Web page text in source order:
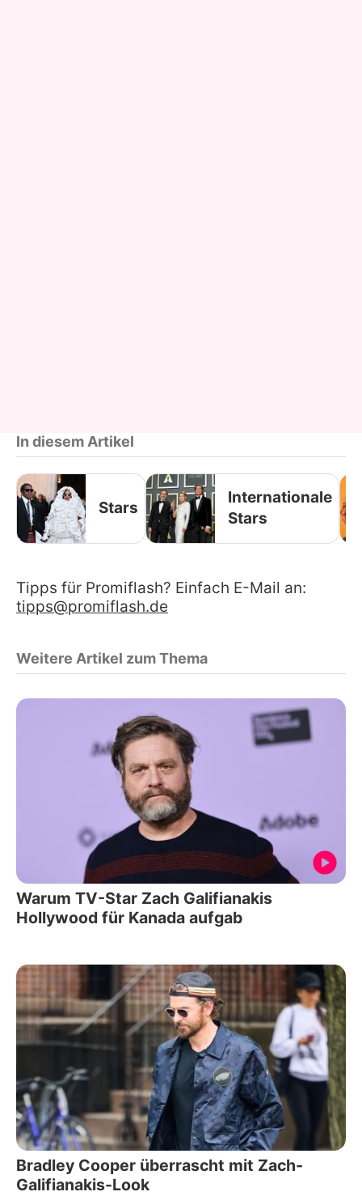
In diesem Artikel
Stars
Internationale
Stars
Tipps für Promiflash? Einfach E-Mail an:
tipps@promiflash.de
Weitere Artikel zum Thema
Warum TV-Star Zach Galifianakis
Hollywood für Kanada aufgab
Bradley Cooper überrascht mit Zach-
Galifianakis-Look